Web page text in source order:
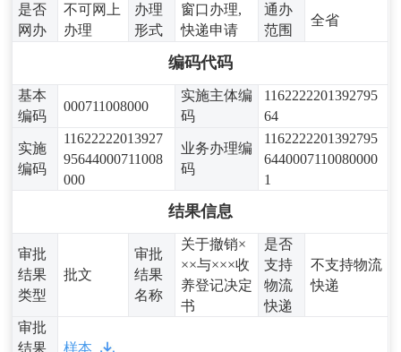
是否
网办
不可网上
办理
办理
形式
窗口办理,
快递申请
通办
范围
全省
编码代码
基本
编码
000711008000
实施主体编
码
1162222201392795
64
实施
编码
11622222013927
95644000711008
000
业务办理编
码
1162222201392795
6440007110080000
1
结果信息
审批
结果
类型
批文
审批
结果
名称
关于撤销×
××与×××收
养登记决定
书
是否
支持
物流
快递
不支持物流
快递
审批
结果
样本